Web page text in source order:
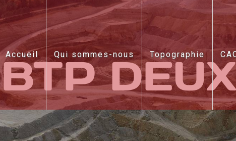
Accueil Qui sommes-nous Topographie
BTP